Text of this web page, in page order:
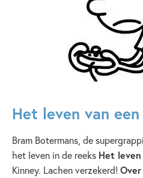
Het leven van
Bram Botermans, de
het leven in de reeks Het
Kinney. Lachen verzekerd!